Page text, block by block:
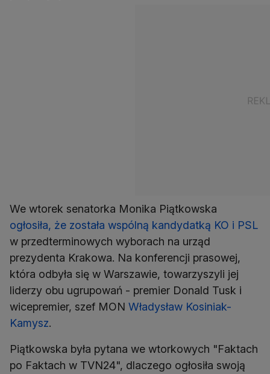
We wtorek senatorka Monika Piątkowska
ogłosiła, że została wspólną kandydatką KO i PSL
w przedterminowych wyborach na urząd
prezydenta Krakowa. Na konferencji prasowej,
która odbyła się w Warszawie, towarzyszyli jej
liderzy obu ugrupowań - premier Donald Tusk i
wicepremier, szef MON Władysław Kosiniak-
Kamysz.
Piątkowska była pytana we wtorkowych "Faktach
po Faktach w TVN24", dlaczego ogłosiła swoją